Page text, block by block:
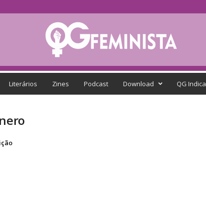
Literários Zines Podcast Download QG Indica